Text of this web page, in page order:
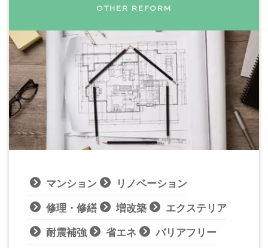
OTHER REFORM
マンション リノベーション
修理・修繕 増改築 エクステリア
耐震補強 省エネ バリアフリー